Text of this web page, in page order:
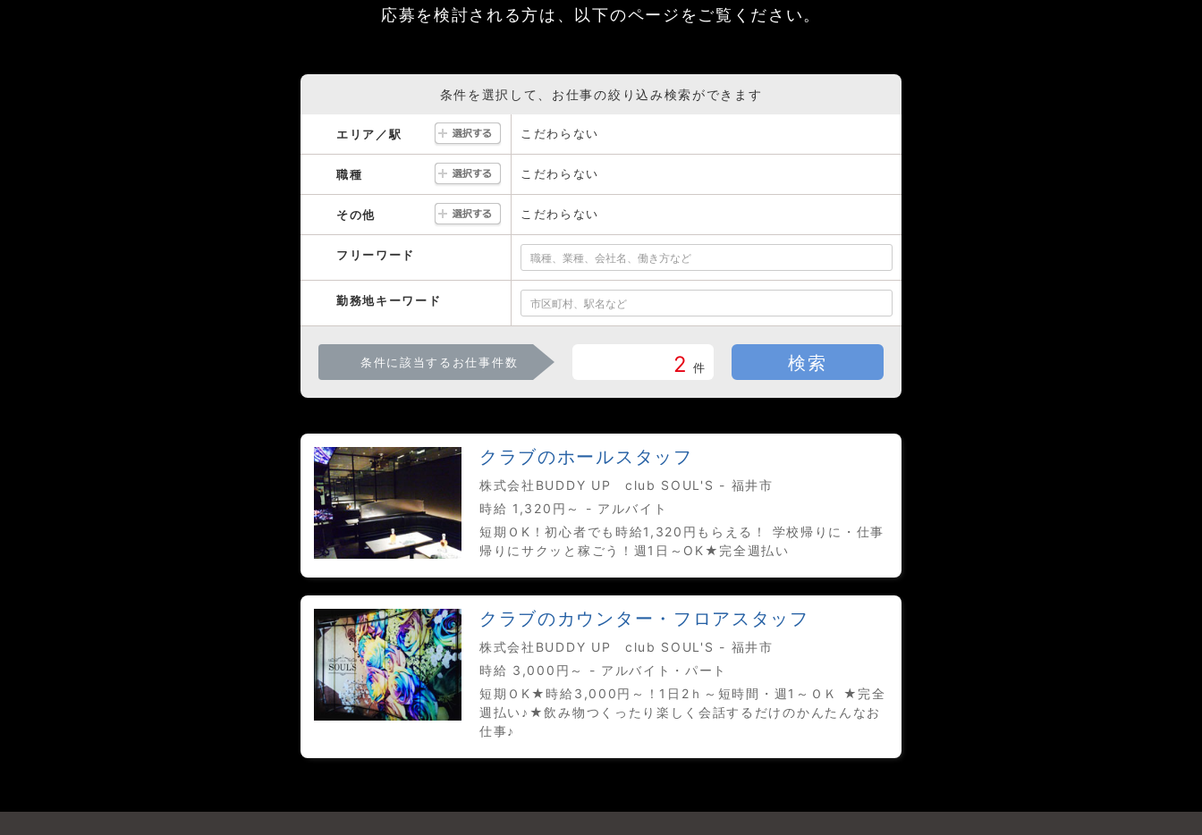
応募を検討される方は、以下のページをご覧ください。
条件を選択して、お仕事の絞り込み検索ができます
エリア／駅 こだわらない
職種 こだわらない
その他 こだわらない
フリーワード
勤務地キーワード
条件に該当するお仕事件数 2 件 検索
クラブのホールスタッフ
株式会社BUDDY UP club SOUL'S - 福井市
時給 1,320円～ - アルバイト
短期ＯK！初心者でも時給1,320円もらえる！ 学校帰りに・仕事
帰りにサクッと稼ごう！週1日～OK★完全週払い
クラブのカウンター・フロアスタッフ
株式会社BUDDY UP club SOUL'S - 福井市
時給 3,000円～ - アルバイト・パート
短期ＯK★時給3,000円～！1日2ｈ～短時間・週1～ＯＫ ★完全
週払い♪★飲み物つくったり楽しく会話するだけのかんたんなお
仕事♪